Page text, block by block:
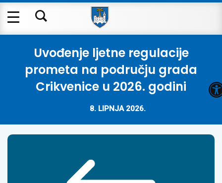
Uvođenje ljetne regulacije
prometa na području grada
Crikvenice u 2026. godini
8. LIPNJA 2026.